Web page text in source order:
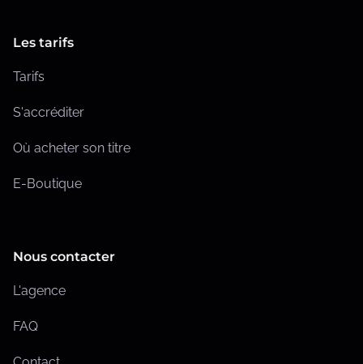
Les tarifs
Tarifs
S'accréditer
Où acheter son titre
E-Boutique
Nous contacter
L'agence
FAQ